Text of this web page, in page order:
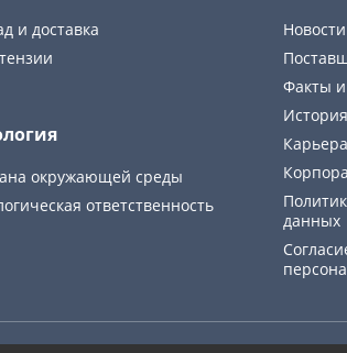
и доставка
окружающей среды
ответственность
Новости
Факты
Карьера
данных